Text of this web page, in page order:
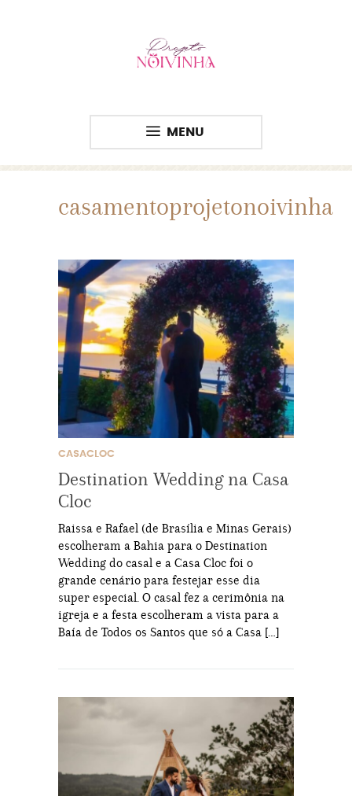
MENU
casamentoprojetonoivinha
CASACLOC
Destination Wedding na Casa
Cloc
Raissa e Rafael (de Brasília e Minas Gerais)
escolheram a Bahia para o Destination
Wedding do casal e a Casa Cloc foi o
grande cenário para festejar esse dia
super especial. O casal fez a cerimônia na
igreja e a festa escolheram a vista para a
Baía de Todos os Santos que só a Casa […]